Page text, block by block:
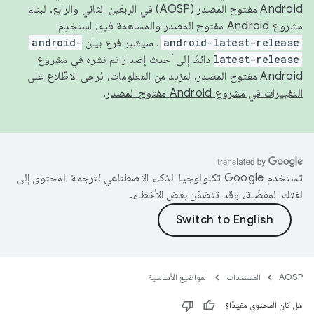
Android مفتوح المصدر (AOSP) في الربعَين الثاني والرابع. لبناء
مشروع Android مفتوح المصدر والمساهمة فيه، استخدِم
android-latest-release . سيشير فرع بيان android-
latest-release دائمًا إلى أحدث إصدار تم نشره في مشروع
Android مفتوح المصدر. لمزيد من المعلومات، يُرجى الاطّلاع على
التغييرات في مشروع Android مفتوح المصدر
.
تستخدم Google تكنولوجيا الذكاء الاصطناعي لترجمة المحتوى إلى
لغتك المفضّلة، وقد تتضمّن بعض الأخطاء.
AOSP المستندات المواضيع الأساسية
هل كان المحتوى مفيدًا؟